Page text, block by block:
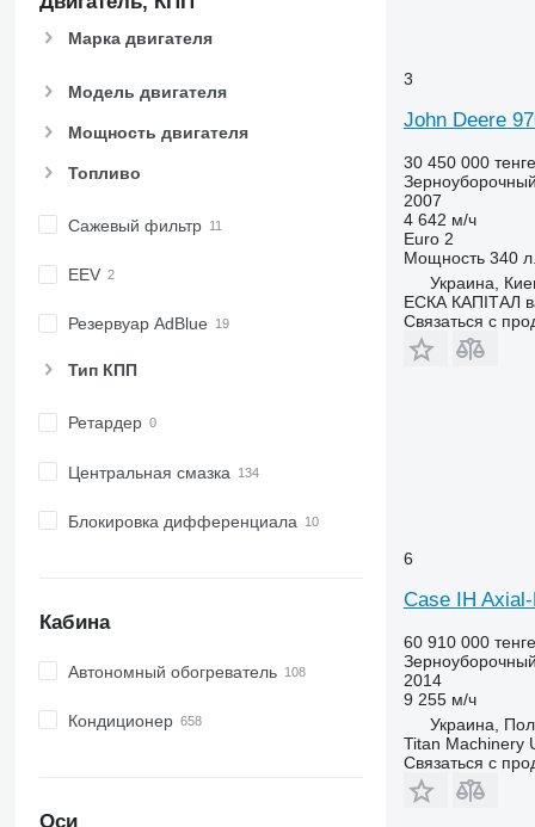
Марка двигателя
Модель двигателя
Мощность двигателя
Топливо
Сажевый фильтр
EEV
Резервуар AdBlue
Тип КПП
Ретардер
Центральная смазка
Блокировка дифференциала
Кабина
Автономный обогреватель
Кондиционер
Оси
3
John Deere
30 450 000 тенге
2007
4 642 м/ч
Euro 2
Мощность 340
Украина,
ЕСКА КАПІТАЛ
Связаться с
6
Case IH
60 910 000 тенге
2014
9 255 м/ч
Украина,
Titan Machinery
Связаться с